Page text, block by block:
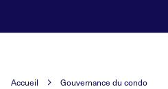
Accueil Gouvernance du condo